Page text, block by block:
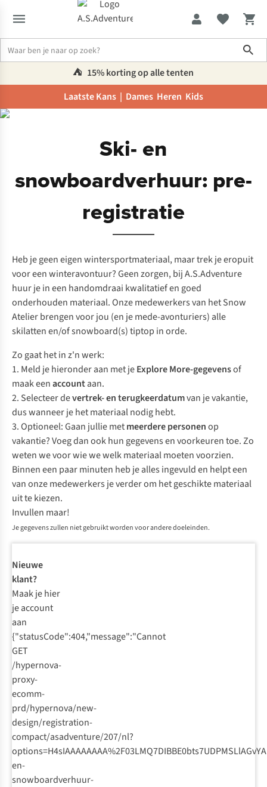
⛺️ 15% korting op alle tenten
Laatste Kans | Dames Heren Kids
Ski- en
snowboardverhuur: pre-
registratie
Heb je geen eigen wintersportmateriaal, maar trek je eropuit
voor een winteravontuur? Geen zorgen, bij A.S.Adventure
huur je in een handomdraai kwalitatief en goed
onderhouden materiaal. Onze medewerkers van het Snow
Atelier brengen voor jou (en je mede-avonturiers) alle
skilatten en/of snowboard(s) tiptop in orde.
Zo gaat het in z'n werk:
1. Meld je hieronder aan met jeExplore More-gegevensof
maak eenaccountaan.
2. Selecteer devertrek- en terugkeerdatumvan je vakantie,
dus wanneer je het materiaal nodig hebt.
3.Optioneel: Gaan jullie metmeerdere personenop
vakantie? Voeg dan ook hun gegevens en voorkeuren toe. Zo
weten we voor wie we welk materiaal moeten voorzien.
Binnen een paar minuten heb je alles ingevuld en helpt een
van onze medewerkers je verder om het geschikte materiaal
uit te kiezen.
Invullen maar!
Je gegevens zullen niet gebruikt worden voor andere doeleinden.
Nieuwe
klant?
Maak je hier
je account
aan
{"statusCode":404,"message":"Cannot
GET
/hypernova-
proxy-
ecomm-
prd/hypernova/new-
design/registration-
compact/asadventure/207/nl?
en-
snowboardverhuur-